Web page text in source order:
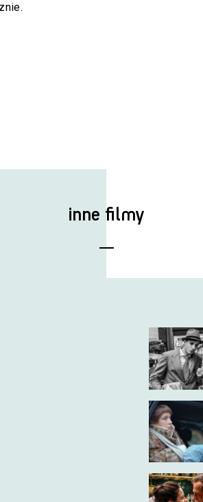
inne filmy